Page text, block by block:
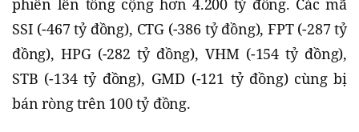
phiên lên tổng cộng hơn 4.200 tỷ đồng. Các mã
SSI (-467 tỷ đồng), CTG (-386 tỷ đồng), FPT (-287 tỷ
đồng), HPG (-282 tỷ đồng), VHM (-154 tỷ đồng),
STB (-134 tỷ đồng), GMD (-121 tỷ đồng) cùng bị
bán ròng trên 100 tỷ đồng.